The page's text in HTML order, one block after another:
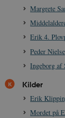
Margrete
Erik 4.
Peder
Ingeborg af
Kilder
Erik
Mordet på